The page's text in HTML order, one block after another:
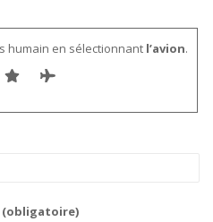
humain en sélectionnant l’avion.
(obligatoire)